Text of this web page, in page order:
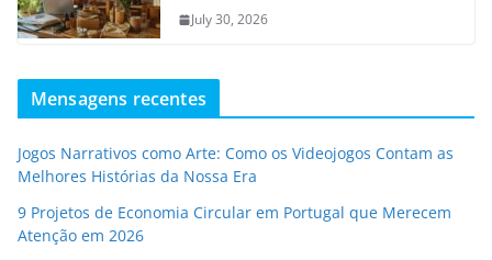
July 30, 2026
Mensagens recentes
Jogos Narrativos como Arte: Como os Videojogos Contam as
Melhores Histórias da Nossa Era
9 Projetos de Economia Circular em Portugal que Merecem
Atenção em 2026